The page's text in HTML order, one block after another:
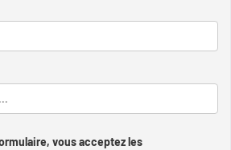
vous acceptez les